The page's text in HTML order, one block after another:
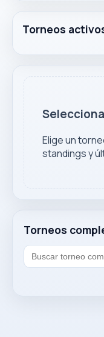
Torneos
Torneos
Elige un
standings y